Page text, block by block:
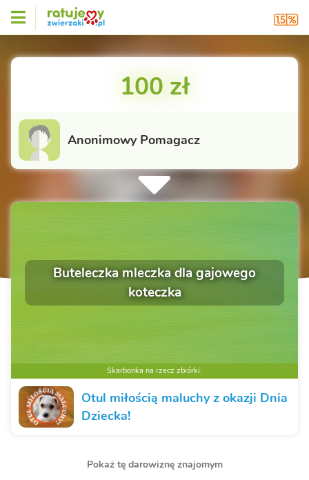
100 zł
Anonimowy Pomagacz
Buteleczka mleczka dla gajowego
koteczka
Skarbonka na rzecz zbiórki:
Otul miłością maluchy z okazji Dnia
Dziecka!
Pokaż tę darowiznę znajomym